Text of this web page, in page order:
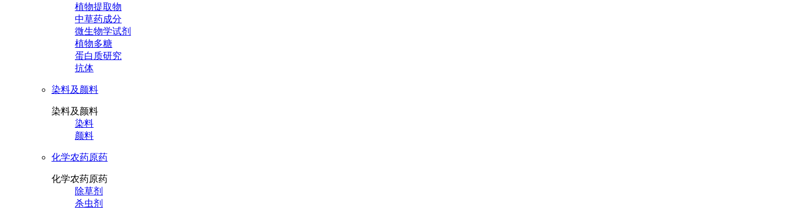
植物提取物
中草药成分
微生物学试剂
植物多糖
蛋白质研究
抗体
染料及颜料
染料及颜料
染料
颜料
化学农药原药
化学农药原药
除草剂
杀虫剂